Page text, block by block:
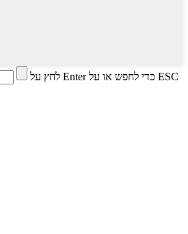
לחץ על Enter כדי לחפש או על ESC